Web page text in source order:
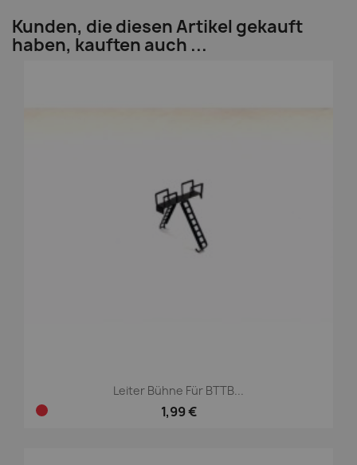
Kunden, die diesen Artikel gekauft
haben, kauften auch ...
Leiter Bühne Für BTTB...
1,99 €